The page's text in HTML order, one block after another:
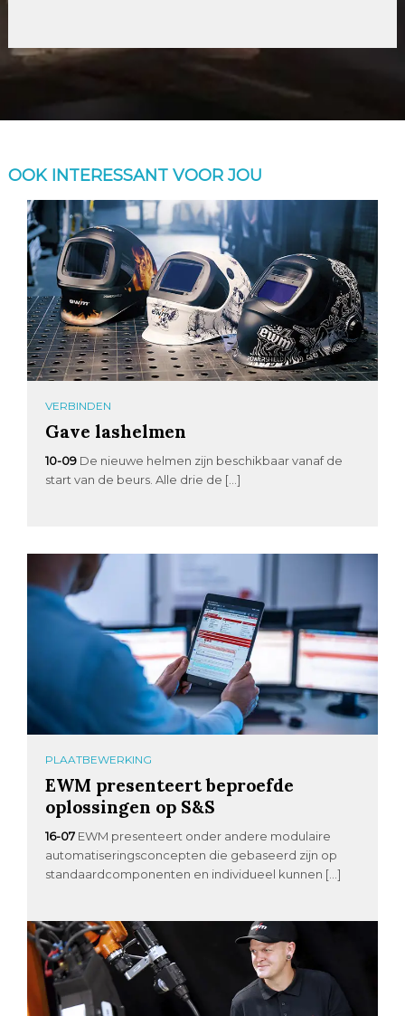
OOK INTERESSANT VOOR JOU
VERBINDEN
Gave lashelmen
10-09 De nieuwe helmen zijn beschikbaar vanaf de
start van de beurs. Alle drie de […]
PLAATBEWERKING
EWM presenteert beproefde
oplossingen op S&S
16-07 EWM presenteert onder andere modulaire
automatiseringsconcepten die gebaseerd zijn op
standaardcomponenten en individueel kunnen […]